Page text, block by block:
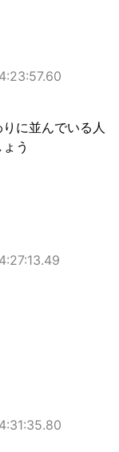
に並んでいる人
う